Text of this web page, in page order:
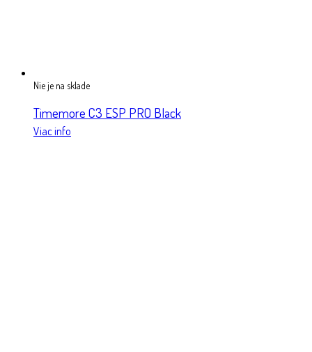
Nie je na sklade
Timemore C3 ESP PRO Black
Viac info